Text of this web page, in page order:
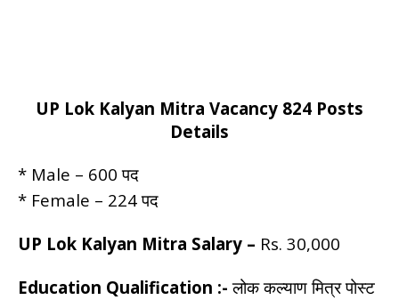
UP Lok Kalyan Mitra Vacancy 824 Posts
Details
* Male – 600 पद
* Female – 224 पद
UP Lok Kalyan Mitra Salary – Rs. 30,000
Education Qualification :- लोक कल्याण मित्र पोस्ट